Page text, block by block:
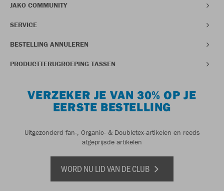
JAKO COMMUNITY
SERVICE
BESTELLING ANNULEREN
PRODUCTTERUGROEPING TASSEN
VERZEKER JE VAN 30% OP JE
EERSTE BESTELLING
Uitgezonderd fan-, Organic- & Doubletex-artikelen en reeds
afgeprijsde artikelen
WORD NU LID VAN DE CLUB